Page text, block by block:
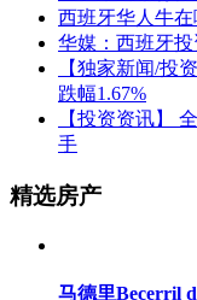
西班牙华人牛在
华媒：西班牙
【独家新闻/投
跌幅1.67%
【投资资讯】
手
精选房产
马德里Becerril